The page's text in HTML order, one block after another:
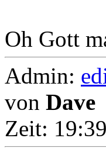
Oh Gott
Admin:
von Dave
Zeit: